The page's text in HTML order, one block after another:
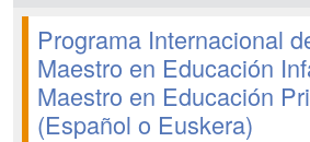
Programa Internacional
Maestro en Educación
Maestro en Educación
(Español o Euskera)